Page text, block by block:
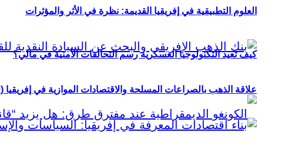
كيف تعيد التكنولوجيا العسكرية رسم التحالفات الأمنية في مالي؟
العلوم التطبيقية في إفريقيا القديمة: نظرة في الأثر والمؤثرات
علاقة الذهب بالصراعات المسلحة والاقتصادات الموازية في إفريقيا (2000–2026)